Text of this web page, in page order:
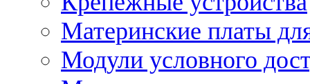
Материнские платы
Модули условного